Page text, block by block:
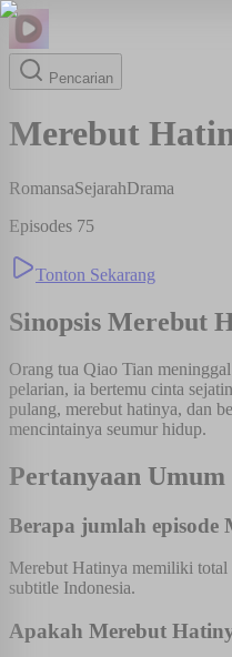
Pencarian
Merebut
RomansaSejarahDrama
Episodes 75
Tonton Sekarang
Sinopsis Merebut
Orang tua Qiao Tian
pelarian, ia bertemu cinta
pulang, merebut hatinya, dan
mencintainya seumur hidup.
Pertanyaan Umum
Berapa jumlah episode
Merebut Hatinya memiliki total
subtitle Indonesia.
Apakah Merebut